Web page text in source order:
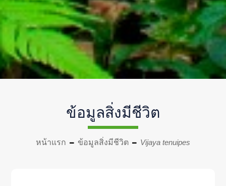
ข้อมูลสิ่งมีชีวิต
หน้าแรก ข้อมูลสิ่งมีชีวิต Vijaya tenuipes